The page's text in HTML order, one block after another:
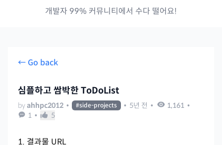
개발자 99% 커뮤니티에서 수다 떨어요!
← Go back
심플하고 쌈박한 ToDoList
by ahhpc2012 • #side-projects • 5년 전 • 1,161 •
1 • 5
1. 결과물 URL